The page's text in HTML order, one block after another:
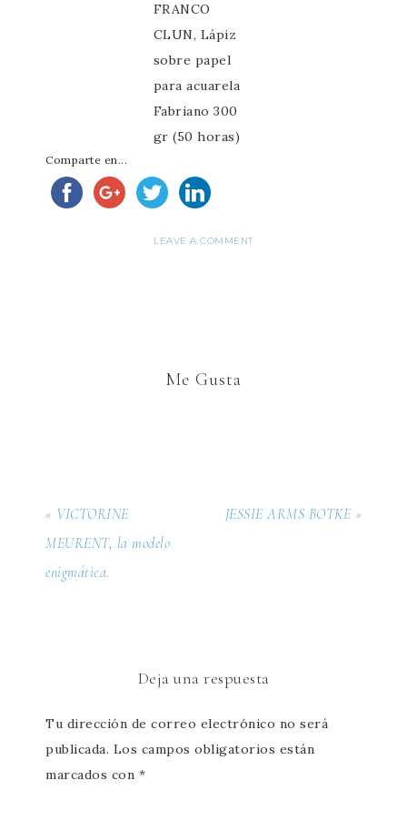
FRANCO
CLUN, Lápiz
sobre papel
para acuarela
Fabriano 300
gr (50 horas)
Comparte en...
LEAVE A COMMENT
Me Gusta
« VICTORINE
MEURENT, la modelo
enigmática.
JESSIE ARMS BOTKE »
Deja una respuesta
Tu dirección de correo electrónico no será
publicada. Los campos obligatorios están
marcados con *